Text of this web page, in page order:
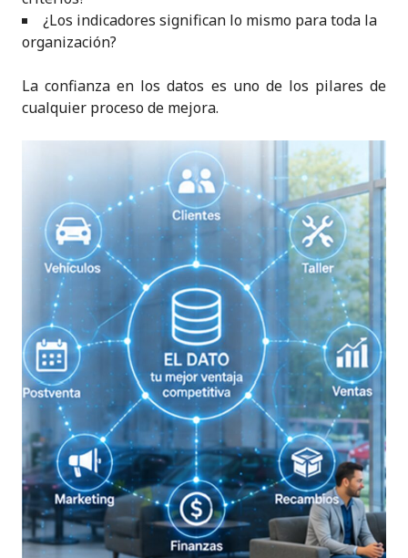
¿Los indicadores significan lo mismo para toda la
organización?
La confianza en los datos es uno de los pilares de
cualquier proceso de mejora.